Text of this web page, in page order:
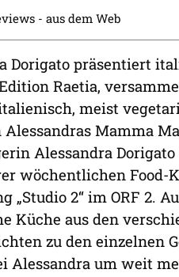
- aus dem Web
Dorigato präsentiert
Raetia,
meist
Mamma
Alessandra
wöchentlichen
„Studio 2“ im ORF 2.
Küche aus den
zu den einzelnen
Alessandra um weit